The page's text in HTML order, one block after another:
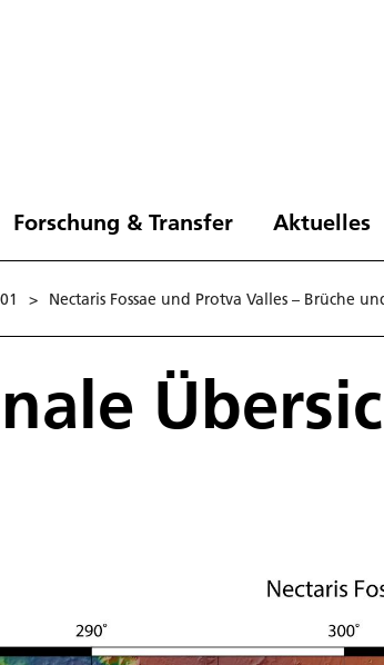
Forschung & Transfer Aktuelles
01 > Nectaris Fossae und Protva Valles – Brüche